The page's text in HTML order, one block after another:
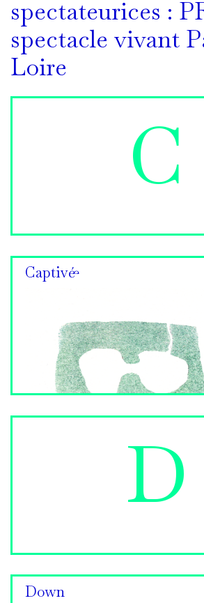
spectateurices :
spectacle vivant
Loire
C
Captivé·e
D
Down